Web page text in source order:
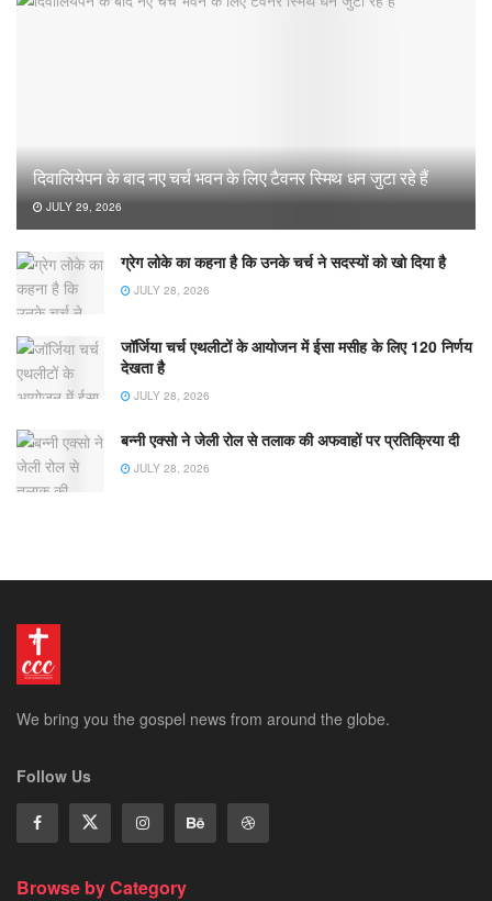
दिवालियेपन के बाद नए चर्च भवन के लिए टैवनर स्मिथ धन जुटा रहे हैं
JULY 29, 2026
ग्रेग लोके का कहना है कि उनके चर्च ने सदस्यों को खो दिया है
JULY 28, 2026
जॉर्जिया चर्च एथलीटों के आयोजन में ईसा मसीह के लिए 120 निर्णय
देखता है
JULY 28, 2026
बन्नी एक्सो ने जेली रोल से तलाक की अफवाहों पर प्रतिक्रिया दी
JULY 28, 2026
We bring you the gospel news from around the globe.
Follow Us
Browse by Category